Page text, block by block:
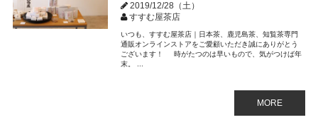
2019/12/28（土）
すすむ屋茶店
いつも、すすむ屋茶店｜日本茶、鹿児島茶、知覧茶専門
通販オンラインストアをご愛顧いただき誠にありがとう
ございます！ 時がたつのは早いもので、気がつけば年
末。 ...
MORE